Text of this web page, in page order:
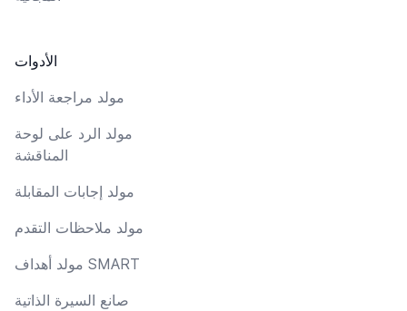
الأدوات
مولد مراجعة الأداء
مولد الرد على لوحة
المناقشة
مولد إجابات المقابلة
مولد ملاحظات التقدم
مولد أهداف SMART
صانع السيرة الذاتية